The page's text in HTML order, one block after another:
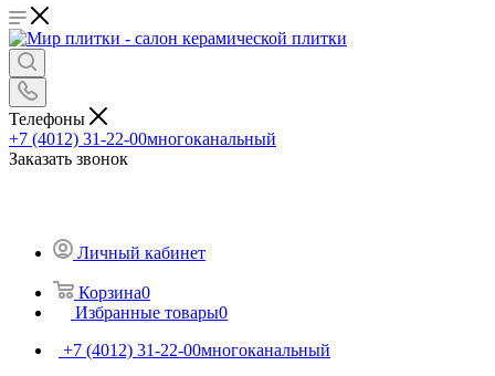
Телефоны
+7 (4012) 31-22-00многоканальный
Заказать звонок
Личный кабинет
Корзина0
Избранные товары0
+7 (4012) 31-22-00многоканальный